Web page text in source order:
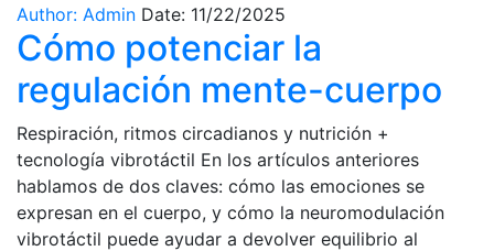
Author: Admin Date: 11/22/2025
Cómo potenciar la
regulación mente-cuerpo
Respiración, ritmos circadianos y nutrición +
tecnología vibrotáctil En los artículos anteriores
hablamos de dos claves: cómo las emociones se
expresan en el cuerpo, y cómo la neuromodulación
vibrotáctil puede ayudar a devolver equilibrio al